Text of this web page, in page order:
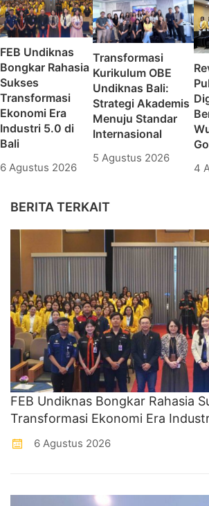
FEB Undiknas
Bongkar Rahasia
Sukses
Transformasi
Ekonomi Era
Industri 5.0 di
Bali
6 Agustus 2026
Transformasi
Kurikulum OBE
Undiknas Bali:
Strategi Akademis
Menuju Standar
Internasional
5 Agustus 2026
4
BERITA TERKAIT
FEB Undiknas Bongkar Rahasia
Transformasi Ekonomi Era
6 Agustus 2026